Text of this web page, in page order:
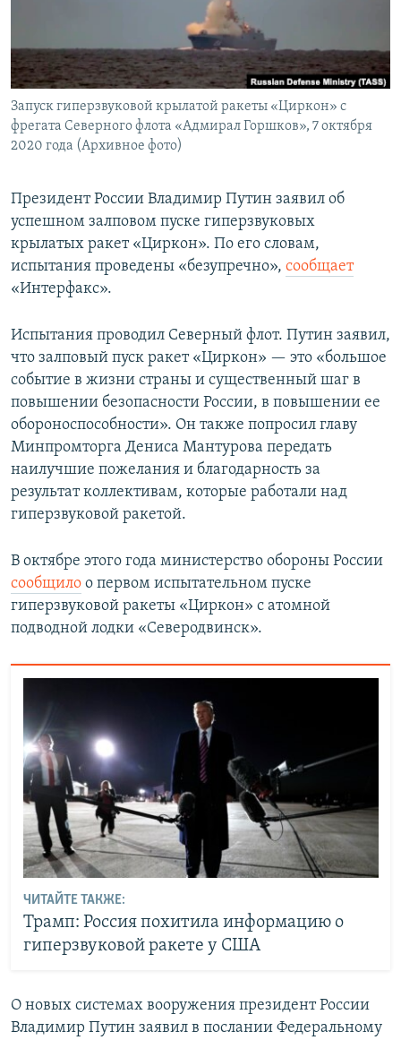
Запуск гиперзвуковой крылатой ракеты «Циркон» с
фрегата Северного флота «Адмирал Горшков», 7 октября
2020 года (Архивное фото)
Президент России Владимир Путин заявил об
успешном залповом пуске гиперзвуковых
крылатых ракет «Циркон». По его словам,
испытания проведены «безупречно», сообщает
«Интерфакс».
Испытания проводил Северный флот. Путин заявил,
что залповый пуск ракет «Циркон» — это «большое
событие в жизни страны и существенный шаг в
повышении безопасности России, в повышении ее
обороноспособности». Он также попросил главу
Минпромторга Дениса Мантурова передать
наилучшие пожелания и благодарность за
результат коллективам, которые работали над
гиперзвуковой ракетой.
В октябре этого года министерство обороны России
сообщило о первом испытательном пуске
гиперзвуковой ракеты «Циркон» с атомной
подводной лодки «Северодвинск».
ЧИТАЙТЕ ТАКЖЕ:
Трамп: Россия похитила информацию о
гиперзвуковой ракете у США
О новых системах вооружения президент России
Владимир Путин заявил в послании Федеральному